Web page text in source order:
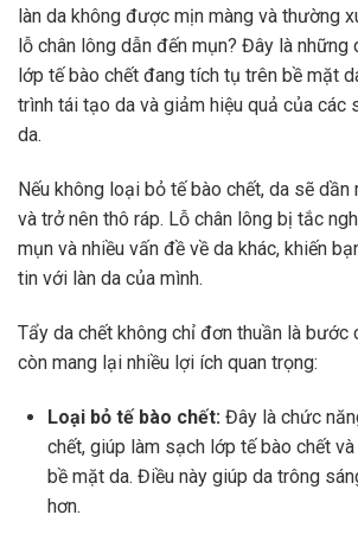
làn da không được mịn màng và thường
lỗ chân lông dẫn đến mụn? Đây là những
lớp tế bào chết đang tích tụ trên bề mặt
trình tái tạo da và giảm hiệu quả của các
da.
Nếu không loại bỏ tế bào chết, da sẽ
và trở nên thô ráp. Lỗ chân lông bị tắc
mụn và nhiều vấn đề về da khác, khiến
tin với làn da của mình.
Tẩy da chết không chỉ đơn thuần là bước
còn mang lại nhiều lợi ích quan trọng:
Loại bỏ tế bào chết: Đây là chức
chết, giúp làm sạch lớp tế bào chết
bề mặt da. Điều này giúp da trông
hơn.